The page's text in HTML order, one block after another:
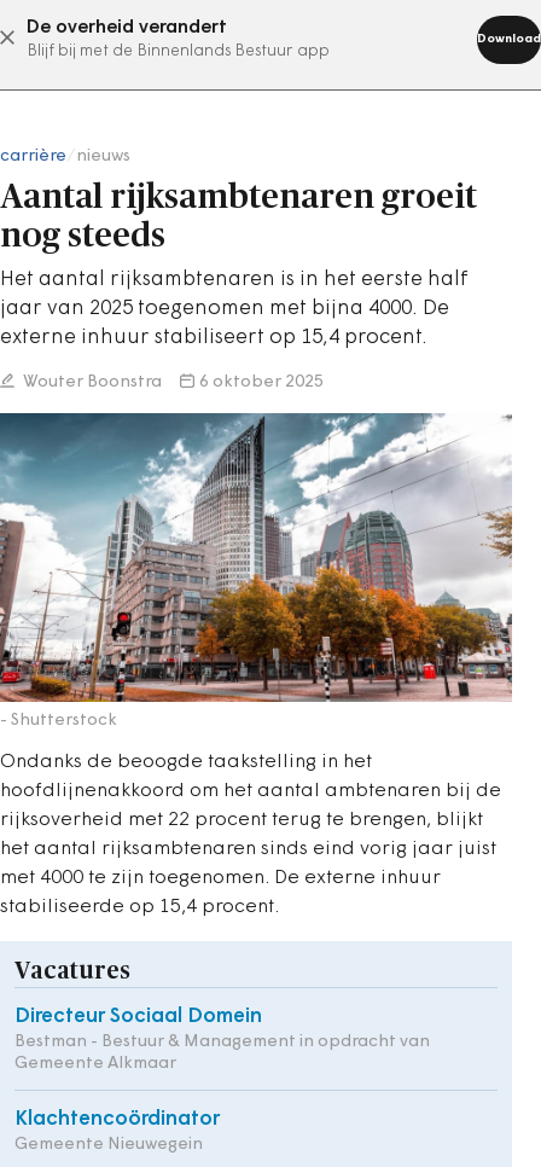
De overheid verandert
Blijf bij met de Binnenlands Bestuur app
Download
abonneer nu
carrière nieuws
Aantal rijksambtenaren groeit
nog steeds
Het aantal rijksambtenaren is in het eerste half
jaar van 2025 toegenomen met bijna 4000. De
externe inhuur stabiliseert op 15,4 procent.
Wouter Boonstra 6 oktober 2025
- Shutterstock
Ondanks de beoogde taakstelling in het
hoofdlijnenakkoord om het aantal ambtenaren bij de
rijksoverheid met 22 procent terug te brengen, blijkt
het aantal rijksambtenaren sinds eind vorig jaar juist
met 4000 te zijn toegenomen. De externe inhuur
stabiliseerde op 15,4 procent.
Vacatures
Directeur Sociaal Domein
Bestman - Bestuur & Management in opdracht van
Gemeente Alkmaar
Klachtencoördinator
Gemeente Nieuwegein